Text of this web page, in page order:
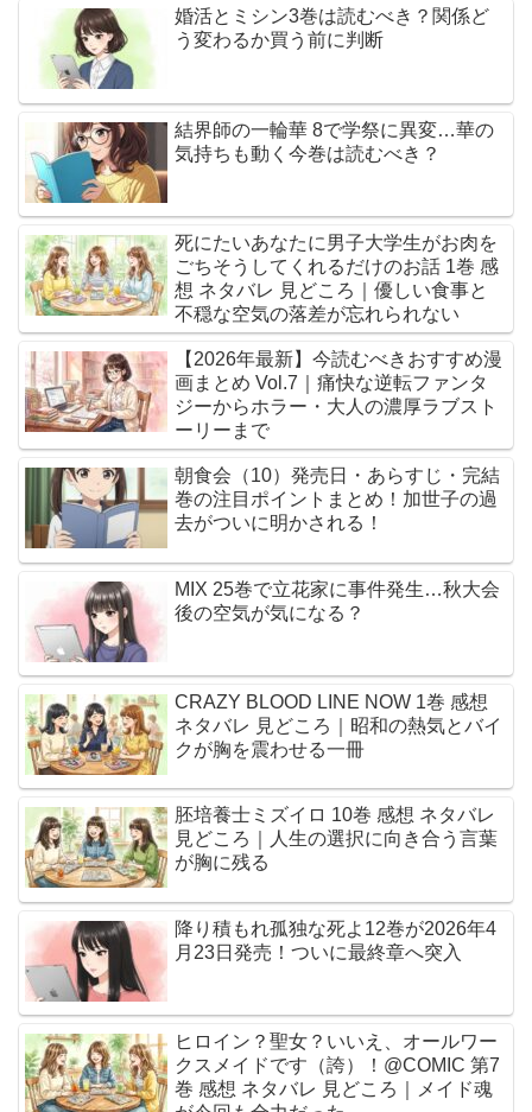
婚活とミシン3巻は読むべき？関係ど
う変わるか買う前に判断
結界師の一輪華 8で学祭に異変…華の
気持ちも動く今巻は読むべき？
死にたいあなたに男子大学生がお肉を
ごちそうしてくれるだけのお話 1巻 感
想 ネタバレ 見どころ｜優しい食事と
不穏な空気の落差が忘れられない
【2026年最新】今読むべきおすすめ漫
画まとめ Vol.7｜痛快な逆転ファンタ
ジーからホラー・大人の濃厚ラブスト
ーリーまで
朝食会（10）発売日・あらすじ・完結
巻の注目ポイントまとめ！加世子の過
去がついに明かされる！
MIX 25巻で立花家に事件発生…秋大会
後の空気が気になる？
CRAZY BLOOD LINE NOW 1巻 感想
ネタバレ 見どころ｜昭和の熱気とバイ
クが胸を震わせる一冊
胚培養士ミズイロ 10巻 感想 ネタバレ
見どころ｜人生の選択に向き合う言葉
が胸に残る
降り積もれ孤独な死よ12巻が2026年4
月23日発売！ついに最終章へ突入
ヒロイン？聖女？いいえ、オールワー
クスメイドです（誇）！@COMIC 第7
巻 感想 ネタバレ 見どころ｜メイド魂